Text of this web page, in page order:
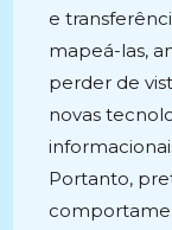
e
mapeá-las,
perder de
novas
Portanto,